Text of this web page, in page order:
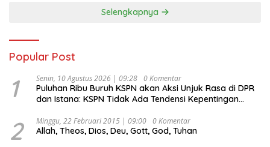
Selengkapnya
Popular Post
1 Senin, 10 Agustus 2026 | 09:28 0 Komentar
Puluhan Ribu Buruh KSPN akan Aksi Unjuk Rasa di DPR
dan Istana: KSPN Tidak Ada Tendensi Kepentingan
2 Minggu, 22 Februari 2015 | 09:00 0 Komentar
Allah, Theos, Dios, Deu, Gott, God, Tuhan